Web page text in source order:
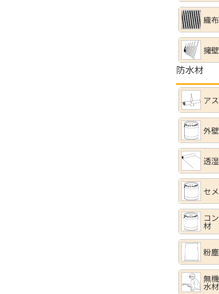
織
擁
防水材
ア
外
透
セ
コ
材
粉
無
水材